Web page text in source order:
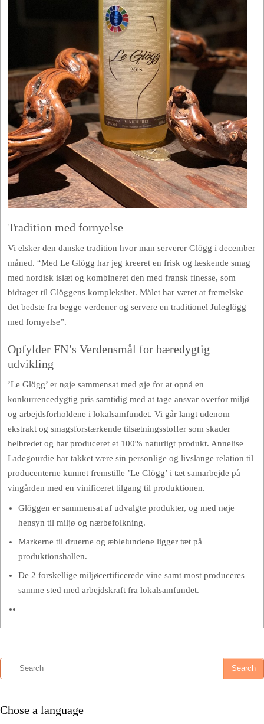
Tradition med fornyelse
Vi elsker den danske tradition hvor man serverer Glögg i december
måned. “Med Le Glögg har jeg kreeret en frisk og læskende smag
med nordisk islæt og kombineret den med fransk finesse, som
bidrager til Glöggens kompleksitet. Målet har været at fremelske
det bedste fra begge verdener og servere en traditionel Juleglögg
med fornyelse”.
Opfylder FN’s Verdensmål for bæredygtig
udvikling
’Le Glögg’ er nøje sammensat med øje for at opnå en
konkurrencedygtig pris samtidig med at tage ansvar overfor miljø
og arbejdsforholdene i lokalsamfundet. Vi går langt udenom
ekstrakt og smagsforstærkende tilsætningsstoffer som skader
helbredet og har produceret et 100% naturligt produkt. Annelise
Ladegourdie har takket være sin personlige og livslange relation til
producenterne kunnet fremstille ’Le Glögg’ i tæt samarbejde på
vingården med en vinificeret tilgang til produktionen.
Glöggen er sammensat af udvalgte produkter, og med nøje
hensyn til miljø og nærbefolkning.
Markerne til druerne og æblelundene ligger tæt på
produktionshallen.
De 2 forskellige miljøcertificerede vine samt most produceres
samme sted med arbejdskraft fra lokalsamfundet.
Chose a language